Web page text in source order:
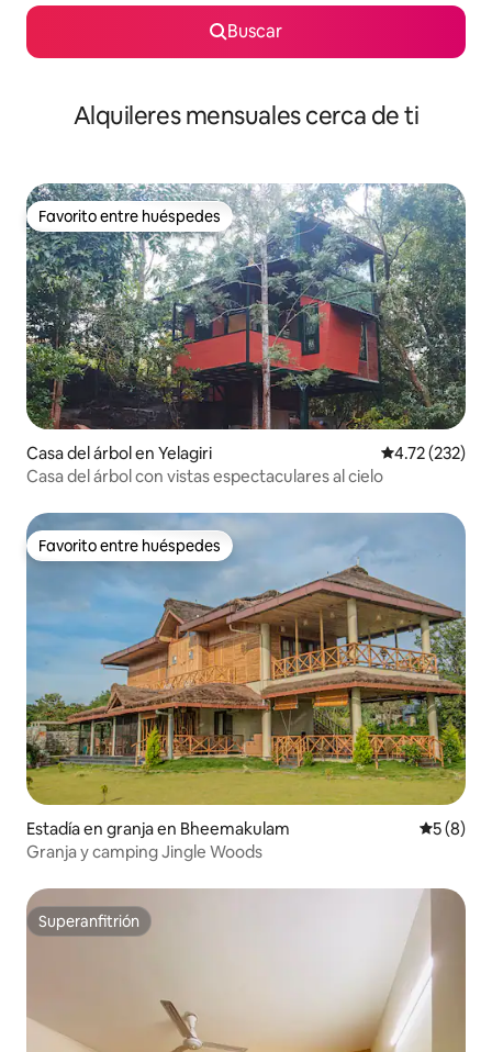
Buscar
Alquileres mensuales cerca de ti
Favorito entre huéspedes
Favorito entre huéspedes
Casa del árbol en Yelagiri Calificación
4.72 (232)
Casa del árbol con vistas espectaculares al cielo
Favorito entre huéspedes
Favorito entre huéspedes
Estadía en granja en Bheemakulam
5 (8)
Granja y camping Jingle Woods
Superanfitrión
Superanfitrión